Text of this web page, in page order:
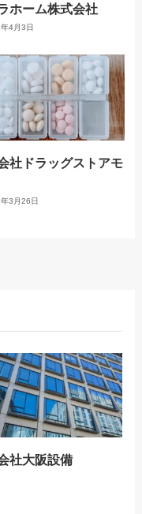
ホーム株式会社
4月3日
社ドラッグストアモ
3月26日
社大阪設備